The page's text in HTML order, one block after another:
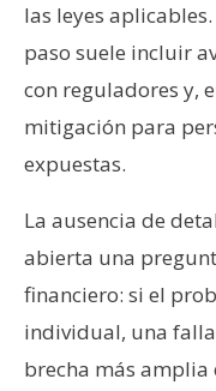
las leyes
paso suele incluir
con reguladores y,
mitigación para
expuestas.
La ausencia de
abierta una
financiero: si el
individual, una
brecha más amplia